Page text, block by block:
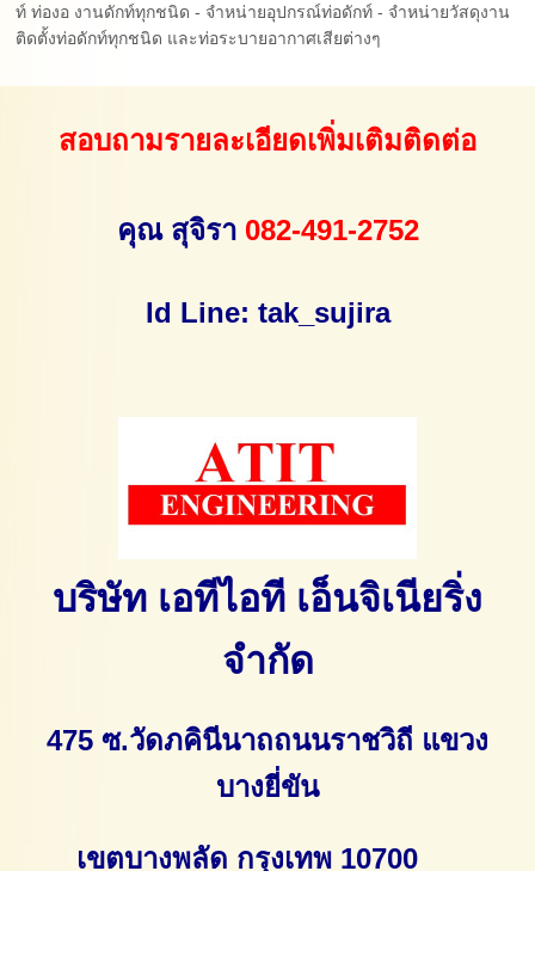
ท์ ท่องอ งานดักท์ทุกชนิด - จำหน่ายอุปกรณ์ท่อดักท์ - จำหน่ายวัสดุงาน
ติดตั้งท่อดักท์ทุกชนิด และท่อระบายอากาศเสียต่างๆ
สอบถามรายละเอียดเพิ่มเติมติดต่อ
คุณ สุจิรา 082-491-2752
Id Line: tak_sujira
บริษัท เอทีไอที เอ็นจิเนียริ่ง
จำกัด
475 ซ.วัดภคินีนาถถนนราชวิถี แขวง
บางยี่ขัน
เขตบางพลัด กรุงเทพ 10700